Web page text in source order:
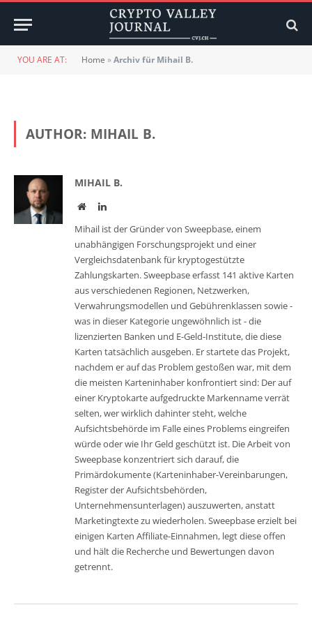
YOU ARE AT: Home »Archiv für Mihail B.
AUTHOR: MIHAIL B.
MIHAIL B.
WebsiteLinkedIn
Mihail ist der Gründer von Sweepbase, einem
unabhängigen Forschungsprojekt und einer
Vergleichsdatenbank für kryptogestützte
Zahlungskarten. Sweepbase erfasst 141 aktive Karten
aus verschiedenen Regionen, Netzwerken,
Verwahrungsmodellen und Gebührenklassen sowie -
was in dieser Kategorie ungewöhnlich ist - die
lizenzierten Banken und E-Geld-Institute, die diese
Karten tatsächlich ausgeben. Er startete das Projekt,
nachdem er auf das Problem gestoßen war, mit dem
die meisten Karteninhaber konfrontiert sind: Der auf
einer Kryptokarte aufgedruckte Markenname verrät
selten, wer wirklich dahinter steht, welche
Aufsichtsbehörde im Falle eines Problems eingreifen
würde oder wie Ihr Geld geschützt ist. Die Arbeit von
Sweepbase konzentriert sich darauf, die
Primärdokumente (Karteninhaber-Vereinbarungen,
Register der Aufsichtsbehörden,
Unternehmensunterlagen) auszuwerten, anstatt
Marketingtexte zu wiederholen. Sweepbase erzielt bei
einigen Karten Affiliate-Einnahmen, legt diese offen
und hält die Recherche und Bewertungen davon
getrennt.